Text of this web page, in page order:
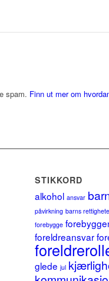
spam. Finn ut mer om
STIKKORD
alkohol ansvar
påvirkning barns
forebygge
foreldreansvar
glede jul